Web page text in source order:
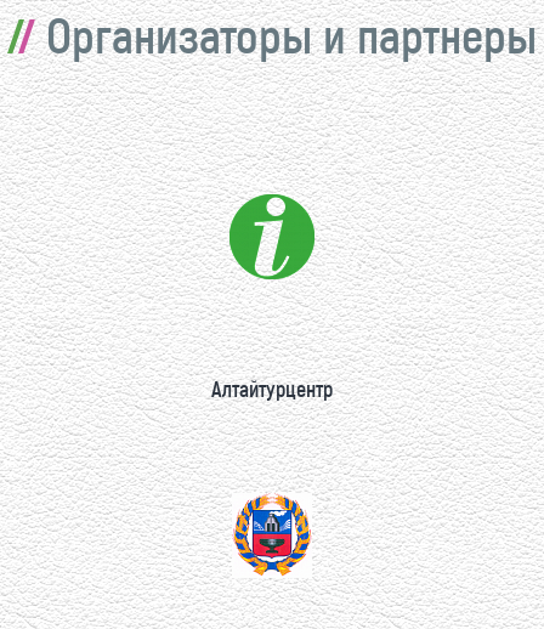
Организаторы и партнеры
Алтайтурцентр